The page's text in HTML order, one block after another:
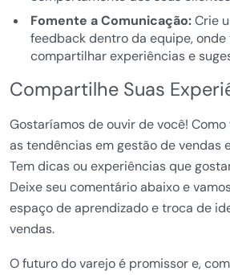
Fomente a Comunicação:Crie
feedback dentro da equipe,
compartilhar experiências e
Compartilhe Suas
Gostaríamos de ouvir de você!
as tendências em gestão de vendas
Tem dicas ou experiências que
Deixe seu comentário abaixo e
espaço de aprendizado e troca de
vendas.
O futuro do varejo é promissor e,